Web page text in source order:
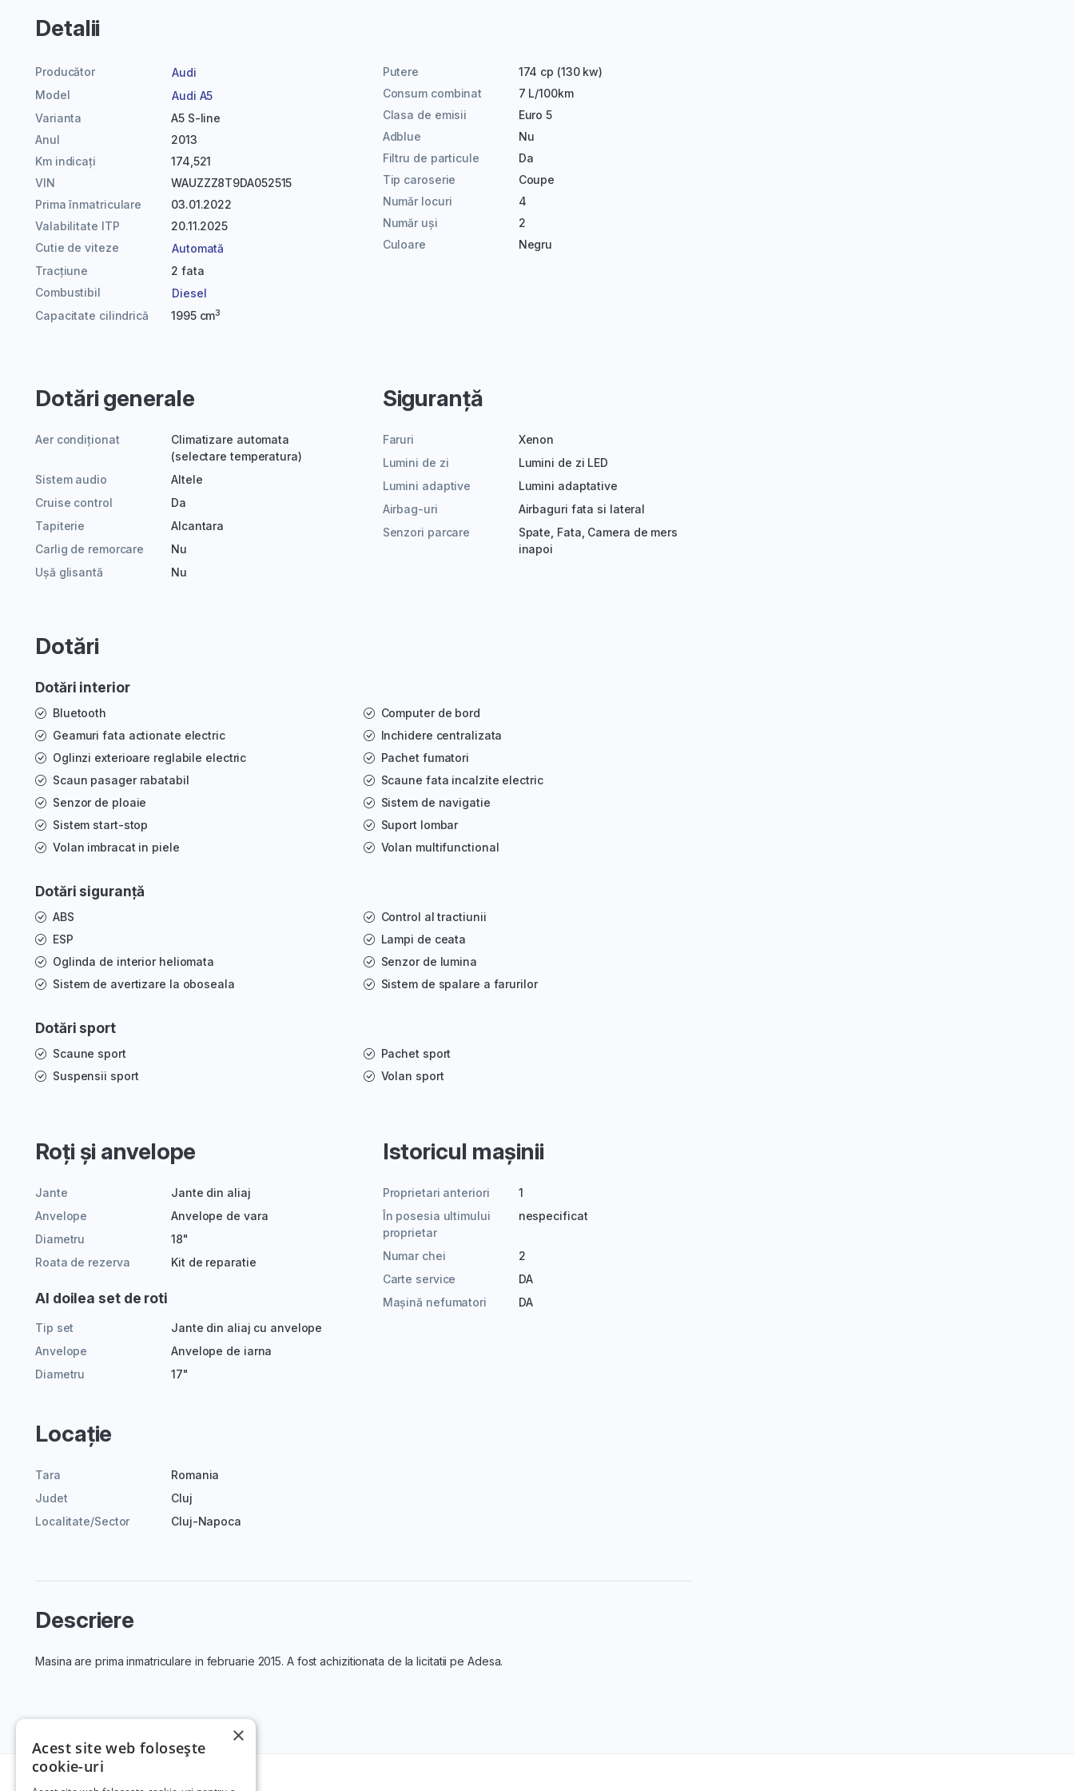
Detalii
Producător
Audi
Model
Audi A5
Varianta
A5 S-line
Anul
2013
Km indicați
174,521
VIN
WAUZZZ8T9DA052515
Prima înmatriculare
03.01.2022
Valabilitate ITP
20.11.2025
Cutie de viteze
Automată
Tracțiune
2 fata
Combustibil
Diesel
Capacitate cilindrică
1995 cm3
Putere
174 cp (130 kw)
Consum combinat
7 L/100km
Clasa de emisii
Euro 5
Adblue
Nu
Filtru de particule
Da
Tip caroserie
Coupe
Număr locuri
4
Număr uși
2
Culoare
Negru
Dotări generale
Aer condiționat
Climatizare automata
(selectare temperatura)
Sistem audio
Altele
Cruise control
Da
Tapiterie
Alcantara
Carlig de remorcare
Nu
Ușă glisantă
Nu
Siguranță
Faruri
Xenon
Lumini de zi
Lumini de zi LED
Lumini adaptive
Lumini adaptative
Airbag-uri
Airbaguri fata si lateral
Senzori parcare
Spate, Fata, Camera de mers
inapoi
Dotări
Dotări interior
Bluetooth
Computer de bord
Geamuri fata actionate electric
Inchidere centralizata
Oglinzi exterioare reglabile electric
Pachet fumatori
Scaun pasager rabatabil
Scaune fata incalzite electric
Senzor de ploaie
Sistem de navigatie
Sistem start-stop
Suport lombar
Volan imbracat in piele
Volan multifunctional
Dotări siguranță
ABS
Control al tractiunii
ESP
Lampi de ceata
Oglinda de interior heliomata
Senzor de lumina
Sistem de avertizare la oboseala
Sistem de spalare a farurilor
Dotări sport
Scaune sport
Pachet sport
Suspensii sport
Volan sport
Roți și anvelope
Jante
Jante din aliaj
Anvelope
Anvelope de vara
Diametru
18"
Roata de rezerva
Kit de reparatie
Al doilea set de roti
Tip set
Jante din aliaj cu anvelope
Anvelope
Anvelope de iarna
Diametru
17"
Istoricul mașinii
Proprietari anteriori
1
În posesia ultimului
proprietar
nespecificat
Numar chei
2
Carte service
DA
Mașină nefumatori
DA
Locație
Tara
Romania
Judet
Cluj
Localitate/Sector
Cluj-Napoca
Descriere
Masina are prima inmatriculare in februarie 2015. A fost achizitionata de la licitatii pe Adesa.
×
Acest site web folosește
cookie-uri